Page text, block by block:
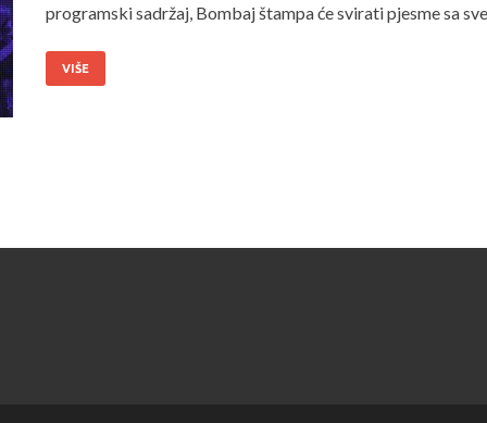
programski sadržaj, Bombaj štampa će svirati pjesme sa
VIŠE